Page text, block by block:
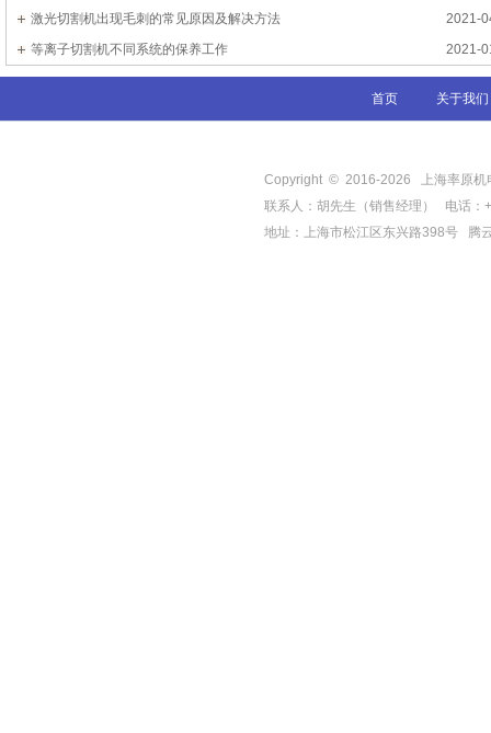
2021-
激光切割机出现毛刺的常见原因及解决方法
2021-
等离子切割机不同系统的保养工作
首页 关于我们
Copyright © 2016-2026
上海率原
联系人：胡先生（销售经理） 电话
地址：上海市松江区东兴路398号
腾